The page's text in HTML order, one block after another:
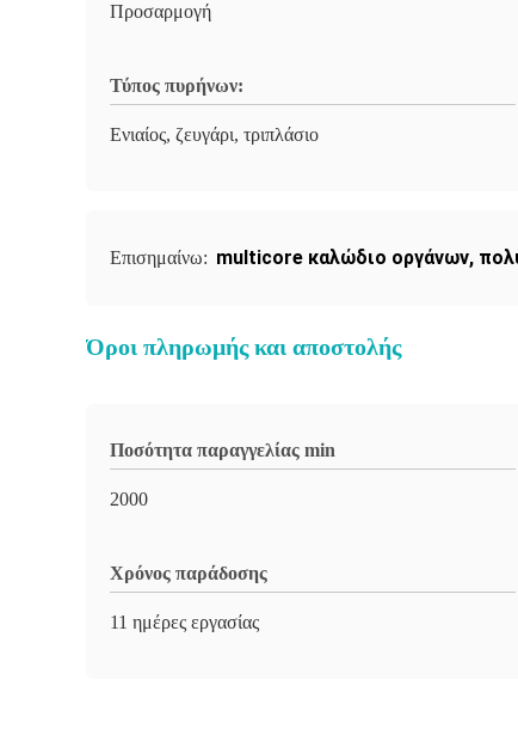
Προσαρμογή
Τύπος πυρήνων:
Ενιαίος, ζευγάρι, τριπλάσιο
Επισημαίνω: multicore καλώδιο οργάνων,
Όροι πληρωμής και αποστολής
Ποσότητα παραγγελίας min
2000
Χρόνος παράδοσης
11 ημέρες εργασίας